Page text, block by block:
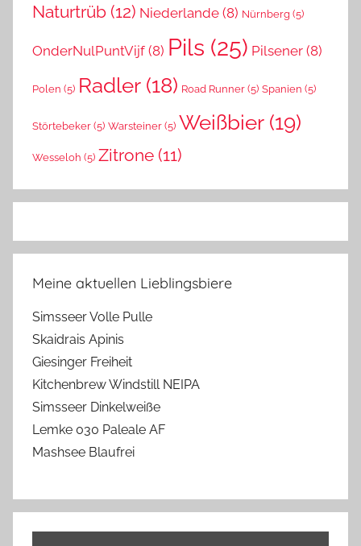
Naturtrüb (12) Niederlande (8) Nürnberg (5)
OnderNulPuntVijf (8) Pils (25) Pilsener (8)
Polen (5) Radler(18) Road Runner (5) Spanien (5)
Störtebeker (5) Warsteiner (5) Weißbier(19)
Wesseloh (5) Zitrone (11)
Meine aktuellen Lieblingsbiere
Simsseer Volle Pulle
Skaidrais Apinis
Giesinger Freiheit
Kitchenbrew Windstill NEIPA
Simsseer Dinkelweiße
Lemke 030 Paleale AF
Mashsee Blaufrei